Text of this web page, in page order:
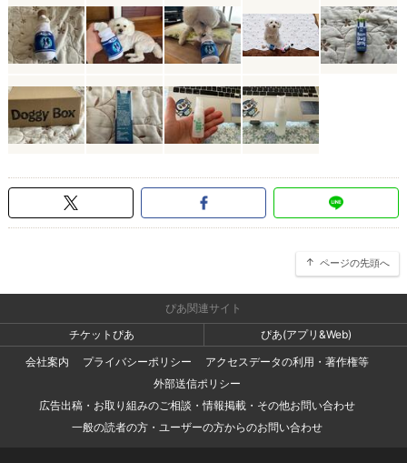
ページの先頭へ
ぴあ関連サイト
チケットぴあ
ぴあ(アプリ&Web)
会社案内
プライバシーポリシー
アクセスデータの利用・著作権等
外部送信ポリシー
広告出稿・お取り組みのご相談・情報掲載・その他お問い合わせ
一般の読者の方・ユーザーの方からのお問い合わせ